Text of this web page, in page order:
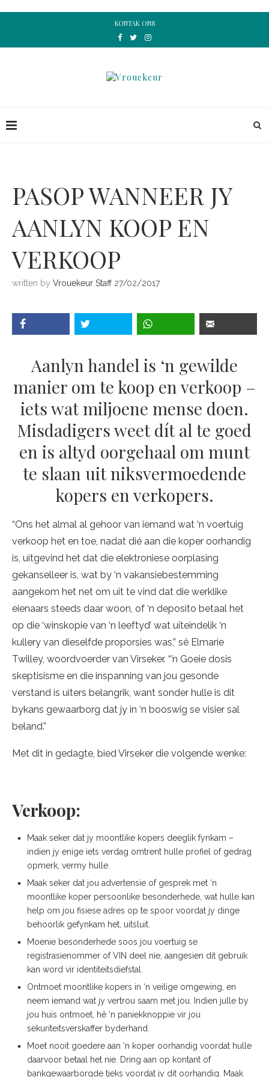
KONTAK ONS
PASOP WANNEER JY
AANLYN KOOP EN
VERKOOP
written by Vrouekeur Staff 27/02/2017
Aanlyn handel is ‘n gewilde
manier om te koop en verkoop –
iets wat miljoene mense doen.
Misdadigers weet dít al te goed
en is altyd oorgehaal om munt
te slaan uit niksvermoedende
kopers en verkopers.
“Ons het almal al gehoor van iemand wat ‘n voertuig
verkoop het en toe, nadat dié aan die koper oorhandig
is, uitgevind het dat die elektroniese oorplasing
gekanselleer is, wat by ‘n vakansiebestemming
aangekom het net om uit te vind dat die werklike
eienaars steeds daar woon, of ‘n deposito betaal het
op die ‘winskopie van ‘n leeftyd’ wat uiteindelik ‘n
kullery van dieselfde proporsies was,” sê Elmarie
Twilley, woordvoerder van Virseker. “’n Goeie dosis
skeptisisme en die inspanning van jou gesonde
verstand is uiters belangrik, want sonder hulle is dit
bykans gewaarborg dat jy in ‘n booswig se visier sal
beland.”
Met dit in gedagte, bied Virseker die volgende wenke:
Verkoop:
Maak seker dat jy moontlike kopers deeglik fynkam –
indien jy enige iets verdag omtrent hulle profiel of gedrag
opmerk, vermy hulle.
Maak seker dat jou advertensie of gesprek met ‘n
moontlike koper persoonlike besonderhede, wat hulle kan
help om jou fisiese adres op te spoor voordat jy dinge
behoorlik gefynkam het, uitsluit.
Moenie besonderhede soos jou voertuig se
registrasienommer of VIN deel nie, aangesien dit gebruik
kan word vir identiteitsdiefstal.
Ontmoet moontlike kopers in ‘n veilige omgewing, en
neem iemand wat jy vertrou saam met jou. Indien julle by
jou huis ontmoet, hê ‘n paniekknoppie vir jou
sekuriteitsverskaffer byderhand.
Moet nooit goedere aan ‘n koper oorhandig voordat hulle
daarvoor betaal het nie. Dring aan op kontant of
bankgewaarborgde tjeks voordat jy dit oorhandig. Maak